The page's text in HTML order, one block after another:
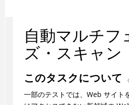
自動マルチフ
ズ・スキャン
このタスクについて
一部のテストでは、Web サイト